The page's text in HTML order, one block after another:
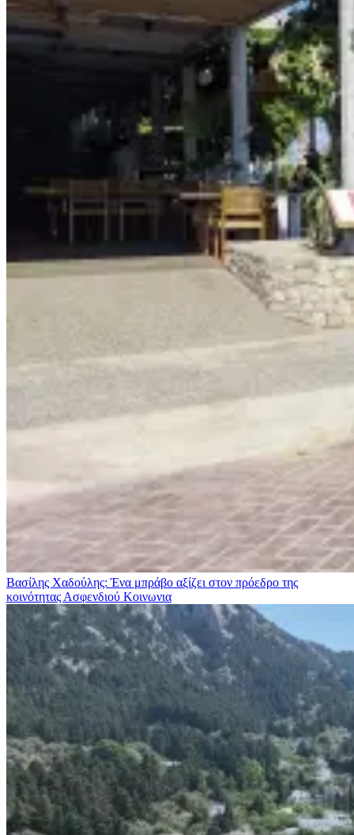
Βασίλης Χαδούλης: Ένα μπράβο αξίζει στον πρόεδρο της
κοινότητας Ασφενδιού Κοινωνια